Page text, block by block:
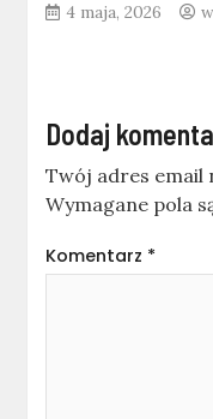
4 maja, 2026
Dodaj
Twój adres email
Wymagane pola
Komentarz *